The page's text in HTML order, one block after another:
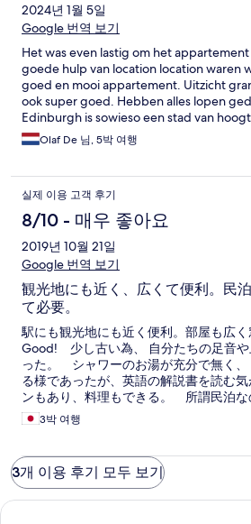
2024년 1월 5일
Google 번역 보기
Het was even lastig om het
goede hulp van location location waren
goed en mooi appartement. Uitzicht
ook super goed. Hebben alles lopen
Edinburgh is sowieso een stad van
goede schoenen aan. Eenmaal onze
appartement zagen we wel hier en daar
slaapkamers deed de radiator het niet
maar dat maakt het authentiek. En het is
de mensen op de court achter het huis
bovenburen lopen. Maar wij vonden dat
Wij hebben genoten!
Olaf De 님, 5박 여행
실제 이용 고객 후기
8/10 - 매우 좋아요
2019년 10월 21일
Google 번역 보기
観光地にも近く、広くて便利。民
て必要。
駅にも観光地にも近く便利。部屋も広
Good! 少し古い為、 自分たちの足音や
った。 シャワーのお湯が充分で無く、
る様であったが、英語の解説書を読む
ンもあり、料理もできる。 所謂民泊な
捨てが必要なのは少し不便。
3박 여행
3개 이용 후기 모두 보기